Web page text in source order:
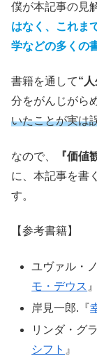
僕が本記事の見
はなく、これま
学などの多くの
書籍を通して“人
分をがんじがら
いたことが実は
なので、 『価値
に、本記事を書
す。
【参考書籍】
ユヴァル・
モ・デウス 』
岸見一郎.『
リンダ・グ
シフト 』